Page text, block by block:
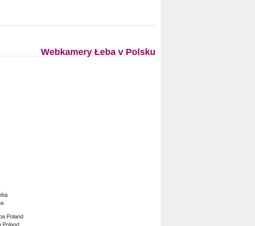
Webkamery Łeba v Polsku
Poland